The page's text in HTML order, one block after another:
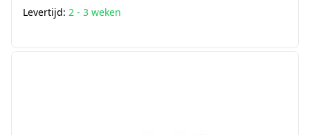
Levertijd: 2 - 3 weken